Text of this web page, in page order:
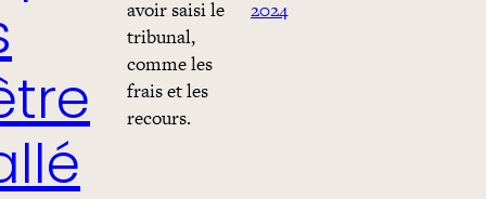
avoir saisi le
tribunal,
comme les
frais et les
recours.
2024